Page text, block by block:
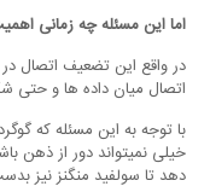
اما این مسئله چه زمانی
در واقع این تضعیف اتصال
اتصال میان داده ها و حتی
با توجه به این مسئله که
خیلی نمیتواند دور از ذهن
دهد تا سولفید منگنز نیز